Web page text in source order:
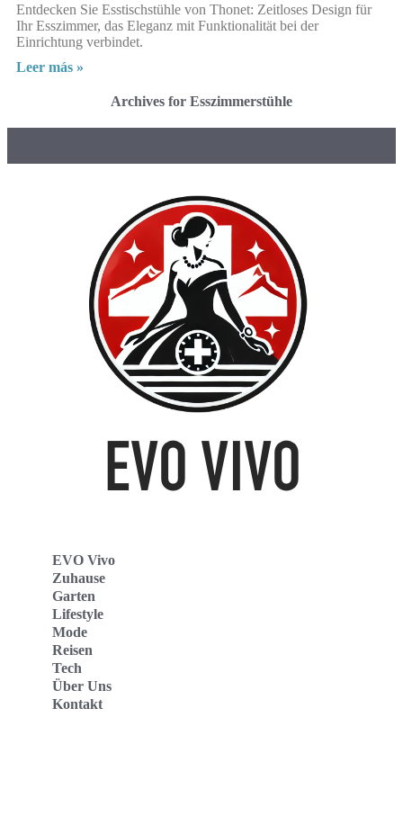
Entdecken Sie Esstischstühle von Thonet: Zeitloses Design für
Ihr Esszimmer, das Eleganz mit Funktionalität bei der
Einrichtung verbindet.
Leer más »
Archives for Esszimmerstühle
EVO Vivo
Zuhause
Garten
Lifestyle
Mode
Reisen
Tech
Über Uns
Kontakt